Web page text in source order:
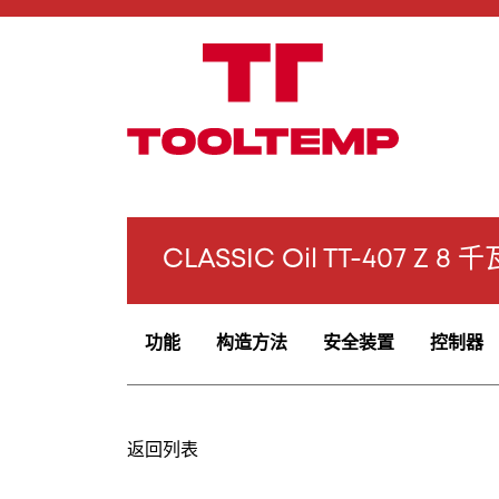
CLASSIC Oil TT-407 Z 8 千
功能 构造方法 安全装置 控制器
返回列表